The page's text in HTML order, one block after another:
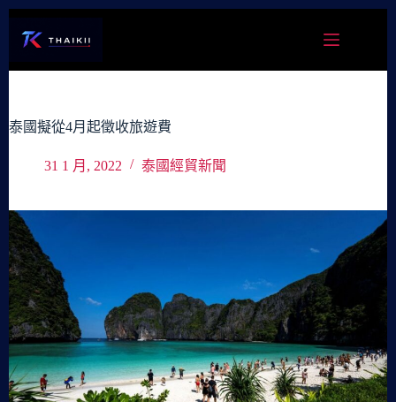
容
泰國擬從4月起徵收旅遊費
31 1 月, 2022 泰國經貿新聞